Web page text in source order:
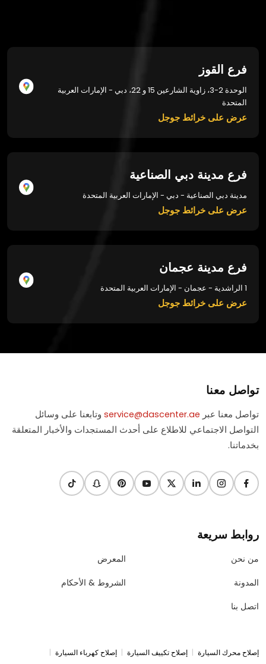
فرع القوز
الوحدة 2-3، زاوية الشارعين 15 و 22، دبي - الإمارات العربية
المتحدة
عرض على خرائط جوجل
فرع مدينة دبي الصناعية
مدينة دبي الصناعية - دبي - الإمارات العربية المتحدة
عرض على خرائط جوجل
فرع مدينة عجمان
1 الراشدية - عجمان - الإمارات العربية المتحدة
عرض على خرائط جوجل
تواصل معنا
تواصل معنا عبر service@dascenter.ae وتابعنا على وسائل
التواصل الاجتماعي للاطلاع على أحدث المستجدات والأخبار المتعلقة
بخدماتنا.
روابط سريعة
من نحن
المدونة
اتصل بنا
المعرض
الشروط & الأحكام
إصلاح محرك السيارة | إصلاح تكييف السيارة | إصلاح كهرباء السيارة |